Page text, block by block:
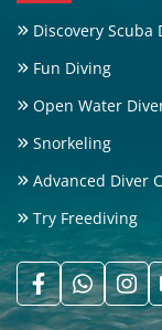
Discovery Scuba
Fun Diving
Open Water
Snorkeling
Advanced Diver
Try Freediving